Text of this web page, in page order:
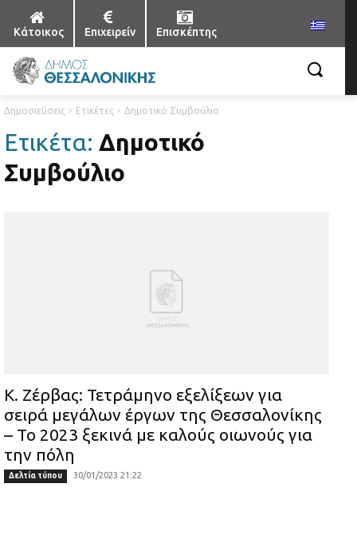
Κάτοικος Επιχειρείν Επισκέπτης
Δημοσιεύσεις Ετικέτες Δημοτικό Συμβούλιο
Ετικέτα: Δημοτικό
Συμβούλιο
Κ. Ζέρβας: Τετράμηνο εξελίξεων για
σειρά μεγάλων έργων της Θεσσαλονίκης
– Το 2023 ξεκινά με καλούς οιωνούς για
την πόλη
Δελτία τύπου 30/01/2023 21:22